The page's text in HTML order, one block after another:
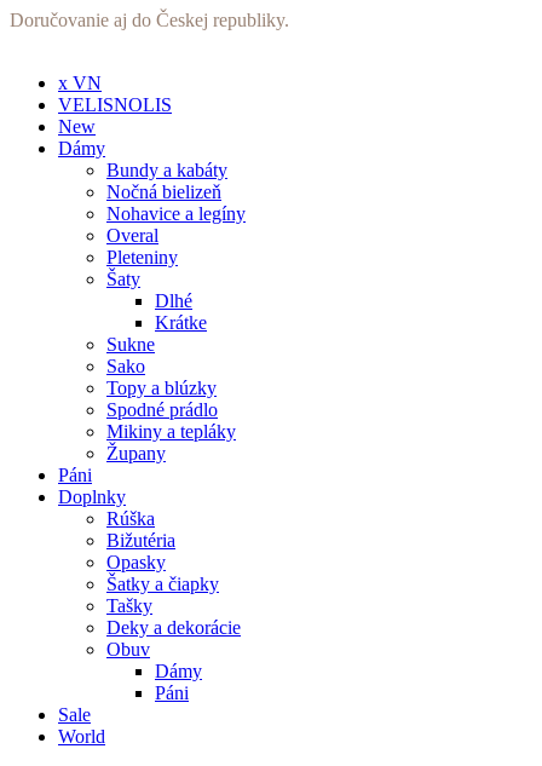
Preskočiť
Doručovanie aj do Českej republiky.
x VN
VELISNOLIS
New
Dámy
Bundy a kabáty
Nočná bielizeň
Nohavice a legíny
Overal
Pleteniny
Šaty
Dlhé
Krátke
Sukne
Sako
Topy a blúzky
Spodné prádlo
Mikiny a tepláky
Župany
Páni
Doplnky
Rúška
Bižutéria
Opasky
Šatky a čiapky
Tašky
Deky a dekorácie
Obuv
Dámy
Páni
Sale
World